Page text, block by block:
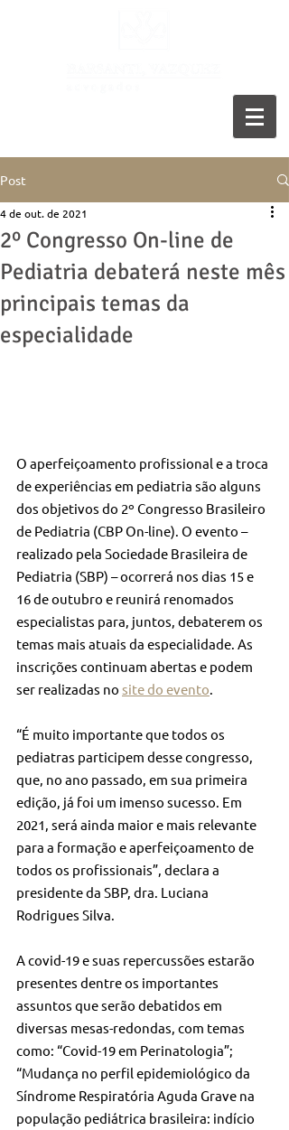
Post
2º Congresso On-line de
Pediatria debaterá neste mês
principais temas da
especialidade
4 de out. de 2021
O aperfeiçoamento profissional e a troca
de experiências em pediatria são alguns
dos objetivos do 2º Congresso Brasileiro
de Pediatria (CBP On-line). O evento –
realizado pela Sociedade Brasileira de
Pediatria (SBP) – ocorrerá nos dias 15 e
16 de outubro e reunirá renomados
especialistas para, juntos, debaterem os
temas mais atuais da especialidade. As
inscrições continuam abertas e podem
ser realizadas no site do evento
“É muito importante que todos os
pediatras participem desse congresso,
que, no ano passado, em sua primeira
edição, já foi um imenso sucesso. Em
2021, será ainda maior e mais relevante
para a formação e aperfeiçoamento de
todos os profissionais”, declara a
presidente da SBP, dra. Luciana
Rodrigues Silva.
A covid-19 e suas repercussões estarão
presentes dentre os importantes
assuntos que serão debatidos em
diversas mesas-redondas, com temas
como: “Covid-19 em Perinatologia”;
“Mudança no perfil epidemiológico da
Síndrome Respiratória Aguda Grave na
população pediátrica brasileira: indício